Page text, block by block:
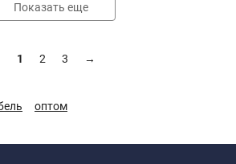
Показать еще
1 2 3 →
оптом